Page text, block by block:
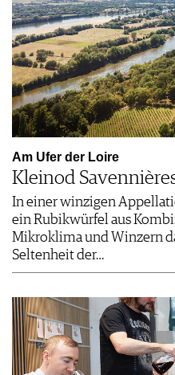
Am Ufer der Loire
Kleinod
In einer winzigen
ein Rubikwürfel aus
Mikroklima und Winzern
Seltenheit der…